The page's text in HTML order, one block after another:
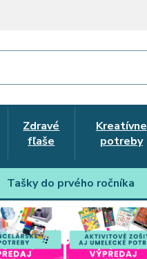
Zdravé
fľaše
Kreatívne
potreby
Tašky do prvého ročníka